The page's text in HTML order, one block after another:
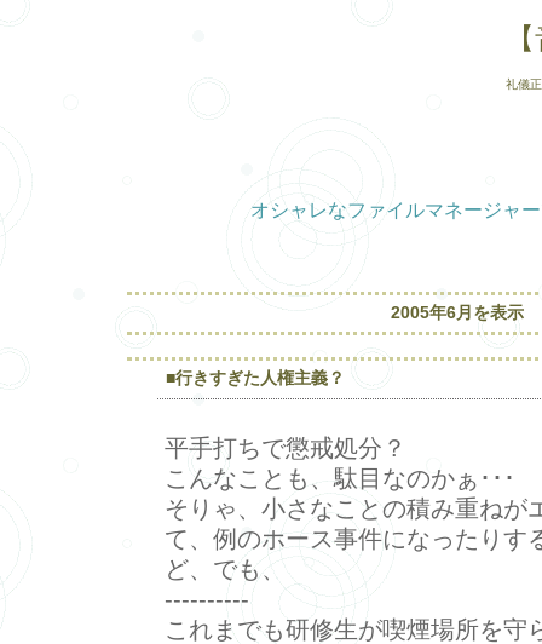
礼儀
オシャレなファイルマネージャ
2005年6月を表示
■行きすぎた人権主義？
平手打ちで懲戒処分？
こんなことも、駄目なのかぁ･･･
そりゃ、小さなことの積み重ねが
て、例のホース事件になったりす
ど、でも、
----------
これまでも研修生が喫煙場所を守